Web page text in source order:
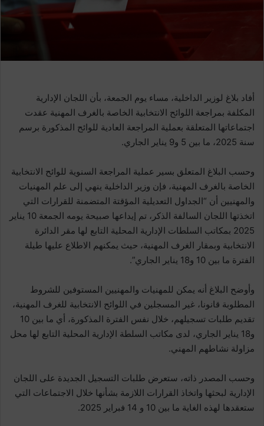
أفاد بلاغ لوزير الداخلية، مساء يوم الجمعة، بأن اللجان الإدارية
المكلفة بمراجعة اللوائح الانتخابية الخاصة بالغرف المهنية عقدت
اجتماعاتها المتعلقة بعملية المراجعة العادية للوائح المذكورة برسم
سنة 2025، ما بين 5 و9 يناير الجاري.
وحسب البلاغ المتعلق بسير عملية المراجعة السنوية للوائح الانتخابية
الخاصة بالغرف المهنية، فإن وزير الداخلية ينهي إلى علم المهنيات
والمهنيين أن “الجداول التعديلية المؤقتة المتضمنة للقرارات التي
اتخذتها اللجان السالفة الذكر، تم إيداعها صبيحة يومه الجمعة 10 يناير
2025 بمكاتب السلطات الإدارية المحلية التابع لها مقر الدائرة
الانتخابية وبمقار الغرف المهنية، حيث يمكنهم الاطلاع عليها طيلة
الفترة ما بين 10 و18 يناير الجاري”.
وأوضح البلاغ أنه يمكن للمهنيات والمهنيين المستوفين للشروط
المطلوبة قانونا، غير المسجلين في اللوائح الانتخابية للغرف المهنية،
تقديم طلبات تسجيلهم، خلال نفس الفترة المذكورة، أي ما بين 10
و18 يناير الجاري، لدى مكاتب السلطة الإدارية المحلية التابع لها محل
مزاولة نشاطهم المهني.
وحسب المصدر ذاته، ستعرض طلبات التسجيل الجديدة على اللجان
الإدارية لبحثها واتخاذ القرارات اللازمة بشأنها خلال الاجتماعات التي
ستعقدها لهذه الغاية ما بين 10 و 14 فبراير 2025.